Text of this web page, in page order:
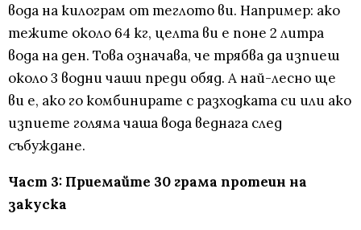
вода на килограм от теглото ви. Например: ако
тежите около 64 кг, целта ви е поне 2 литра
вода на ден. Това означава, че трябва да изпиеш
около 3 водни чаши преди обяд. А най-лесно ще
ви е, ако го комбинирате с разходката си или ако
изпиете голяма чаша вода веднага след
събуждане.
Част 3: Приемайте 30 грама протеин на
закуска